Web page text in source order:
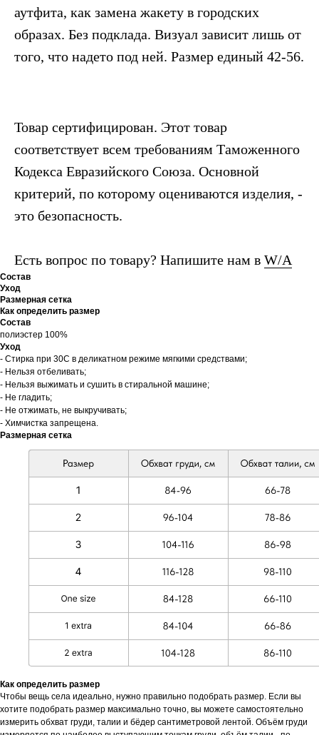
аутфита, как замена жакету в городских
образах. Без подклада. Визуал зависит лишь от
того, что надето под ней. Размер единый 42-56.
Товар сертифицирован. Этот товар
соответствует всем требованиям Таможенного
Кодекса Евразийского Союза. Основной
критерий, по которому оцениваются изделия, -
это безопасность.
Есть вопрос по товару? Напишите нам в W/A
Состав
Уход
Размерная сетка
Как определить размер
Состав
полиэстер 100%
Уход
- Стирка при 30С в деликатном режиме мягкими средствами;
- Нельзя отбеливать;
- Нельзя выжимать и сушить в стиральной машине;
- Не гладить;
- Не отжимать, не выкручивать;
- Химчистка запрещена.
Размерная сетка
Как определить размер
Чтобы вещь села идеально, нужно правильно подобрать размер. Если вы
хотите подобрать размер максимально точно, вы можете самостоятельно
измерить обхват груди, талии и бёдер сантиметровой лентой. Объём груди